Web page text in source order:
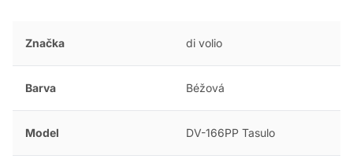
Značka di volio
Barva Béžová
Model DV-166PP Tasulo